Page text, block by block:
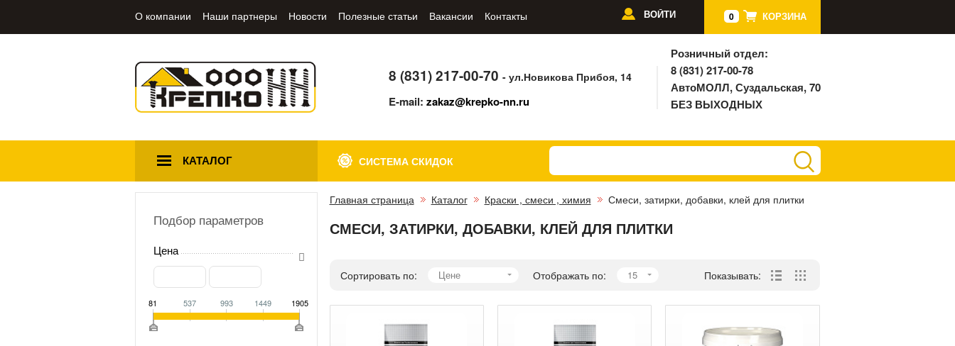
О компании Наши партнеры Новости Полезные статьи Вакансии Контакты 0 КОРЗИНА
ВОЙТИ
8 (831) 217-00-70- ул.Новикова Прибоя, 14
E-mail:zakaz@krepko-nn.ru
Розничный отдел:
8 (831) 217-00-78
АвтоМОЛЛ, Суздальская, 70
БЕЗ ВЫХОДНЫХ
КАТАЛОГ СИСТЕМА СКИДОК
Подбор параметров
Цена
81 537 993 1449 1905
Главная страница Каталог Краски , смеси , химия Смеси, затирки, добавки, клей для плитки
СМЕСИ, ЗАТИРКИ, ДОБАВКИ, КЛЕЙ ДЛЯ ПЛИТКИ
Сортировать по: Цене Отображать по: 15 Показывать: